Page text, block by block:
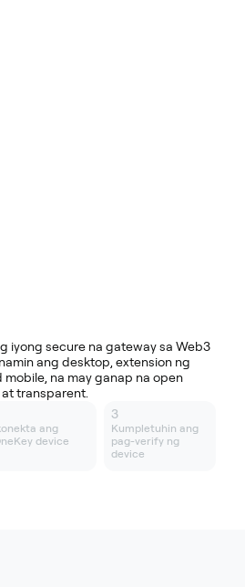
iyong secure na gateway sa Web3
ang desktop, extension ng
mobile, na may ganap na open
transparent.
ang
device
3
Kumpletuhin ang
pag-verify ng
device